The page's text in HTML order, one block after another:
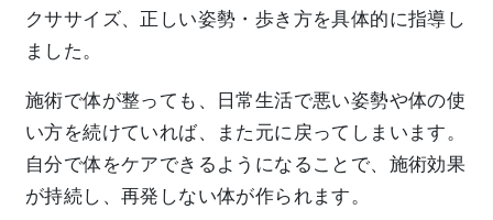
クササイズ、正しい姿勢・歩き方を具体的に指導し
ました。
施術で体が整っても、日常生活で悪い姿勢や体の使
い方を続けていれば、また元に戻ってしまいます。
自分で体をケアできるようになることで、施術効果
が持続し、再発しない体が作られます。